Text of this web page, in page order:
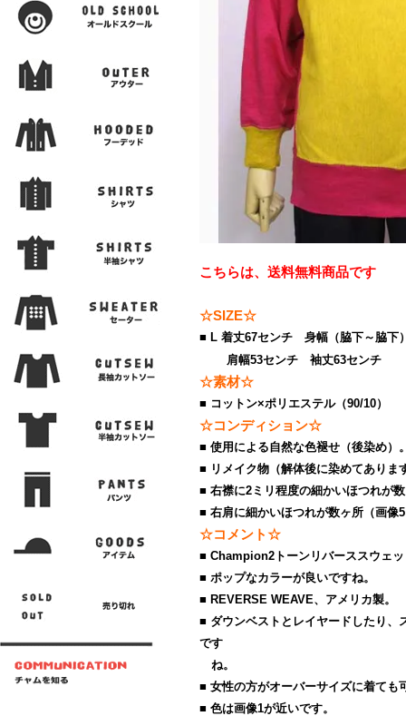
こちらは、送料無料商品です
☆SIZE☆
■ L 着丈67センチ 身幅（脇下～脇下
肩幅53センチ 袖丈63センチ
☆素材☆
■ コットン×ポリエステル（90/10）
☆コンディション☆
■ 使用による自然な色褪せ（後染め）
■ リメイク物（解体後に染めてありま
■ 右襟に2ミリ程度の細かいほつれが
■ 右肩に細かいほつれが数ヶ所（画像
☆コメント☆
■ Champion2トーンリバーススウェ
■ ポップなカラーが良いですね。
■ REVERSE WEAVE、アメリカ製。
■ ダウンベストとレイヤードしたり、
です
ね。
■ 女性の方がオーバーサイズに着ても
■ 色は画像1が近いです。